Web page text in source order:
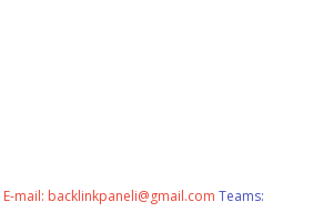
E-mail: backlinkpaneli@gmail.com Teams: